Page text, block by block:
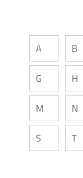
A B
G H
M N
S T